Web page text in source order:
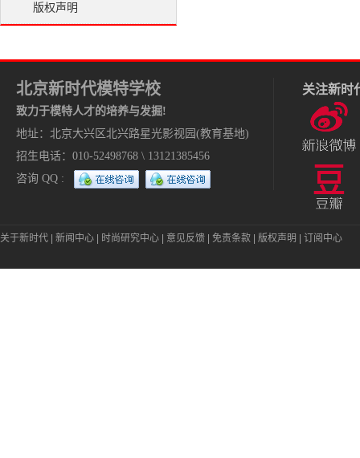
版权声明
北京新时代模特学校
致力于模特人才的培养与发掘!
地址：北京大兴区北兴路星光影视园(教育基地)
招生电话：010-52498768 \ 13121385456
咨询 QQ :
关注新时
关于新时代 新闻中心 时尚研究中心 意见反馈 免责条款 版权声明 订阅中心